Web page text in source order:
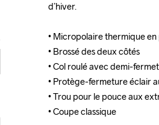
d’hiver.
• Micropolaire thermique
• Brossé des deux côtés
• Col roulé avec demi-
• Protège-fermeture éclair
• Trou pour le pouce aux
• Coupe classique
d’hiver.
• Micropolaire thermique
• Brossé des deux côtés
• Col roulé avec demi-
• Protège-fermeture éclair
• Trou pour le pouce aux
• Coupe classique